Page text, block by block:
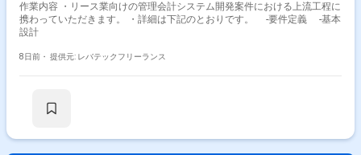
作業内容 ・リース業向けの管理会計システム開発案件における上流工程に
携わっていただきます。 ・詳細は下記のとおりです。 ‐要件定義 ‐基本
設計
8日前・ 提供元: レバテックフリーランス